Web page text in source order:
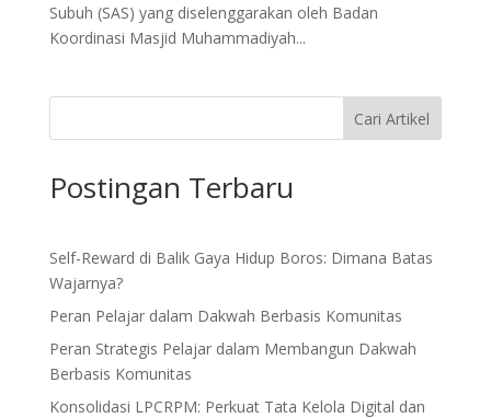
Subuh (SAS) yang diselenggarakan oleh Badan
Koordinasi Masjid Muhammadiyah...
Cari Artikel
Postingan Terbaru
Self-Reward di Balik Gaya Hidup Boros: Dimana Batas
Wajarnya?
Peran Pelajar dalam Dakwah Berbasis Komunitas
Peran Strategis Pelajar dalam Membangun Dakwah
Berbasis Komunitas
Konsolidasi LPCRPM: Perkuat Tata Kelola Digital dan